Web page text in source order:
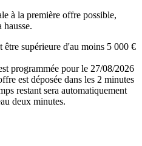
à la première offre possible,
supérieure d'au moins 5 000 €
programmée pour le 27/08/2026
est déposée dans les 2 minutes
restant sera automatiquement
deux minutes.